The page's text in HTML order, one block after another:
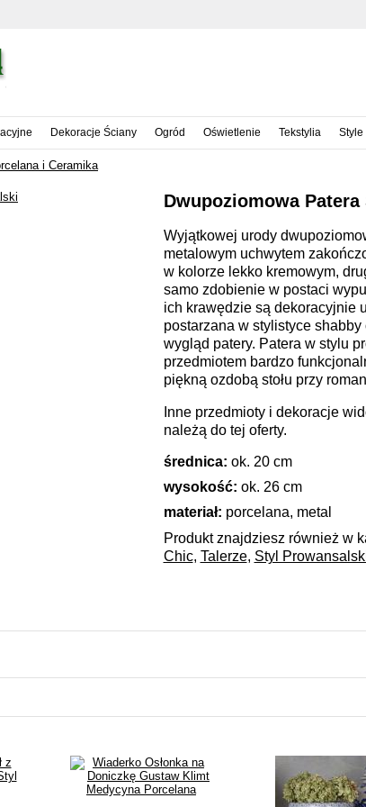
Dekoracje Ściany Ogród Oświetlenie Tekstylia Style
i Ceramika
Dwupoziomowa
Wyjątkowej urody
metalowym uchwytem
w kolorze lekko kremowym,
samo zdobienie w postaci
ich krawędzie są dekoracyjnie
postarzana w stylistyce
wygląd patery. Patera w stylu
przedmiotem bardzo
piękną ozdobą stołu przy
Inne przedmioty i dekoracje
należą do tej oferty.
średnica: ok. 20 cm
wysokość: ok. 26 cm
materiał: porcelana, metal
Produkt znajdziesz również w
Chic, Talerze, Styl